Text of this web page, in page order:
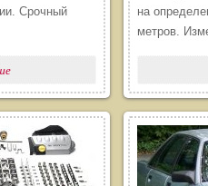
Срочный
на
метров.